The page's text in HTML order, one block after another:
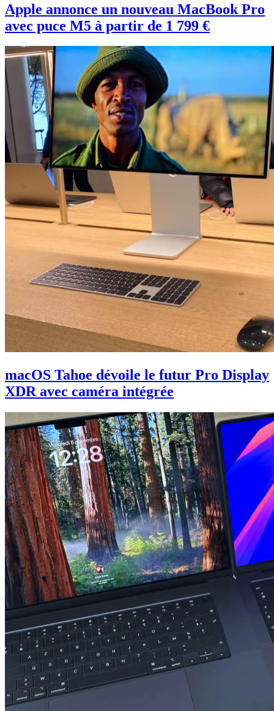
Apple annonce un nouveau MacBook Pro
avec puce M5 à partir de 1 799 €
macOS Tahoe dévoile le futur Pro Display
XDR avec caméra intégrée